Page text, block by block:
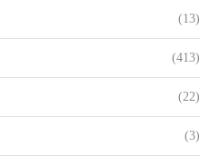
(13)
(413)
(22)
(3)